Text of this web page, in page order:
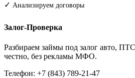
✓ Анализируем договоры
Залог-Проверка
Разбираем займы под залог авто,
честно, без рекламы МФО.
Телефон: +7 (843) 789-21-47